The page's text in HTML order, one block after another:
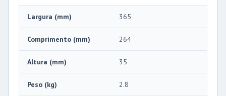
Largura (mm) 365
Comprimento (mm) 264
Altura (mm) 35
Peso (kg) 2.8